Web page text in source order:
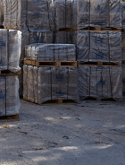
рамное
Паллеты С
6–12